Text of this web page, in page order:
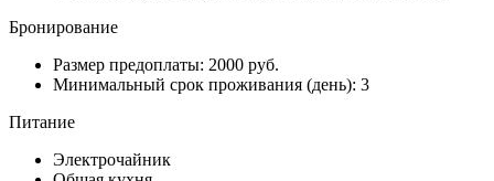
Бронирование
Размер предоплаты: 2000 руб.
Минимальный срок проживания (день): 3
Питание
Электрочайник